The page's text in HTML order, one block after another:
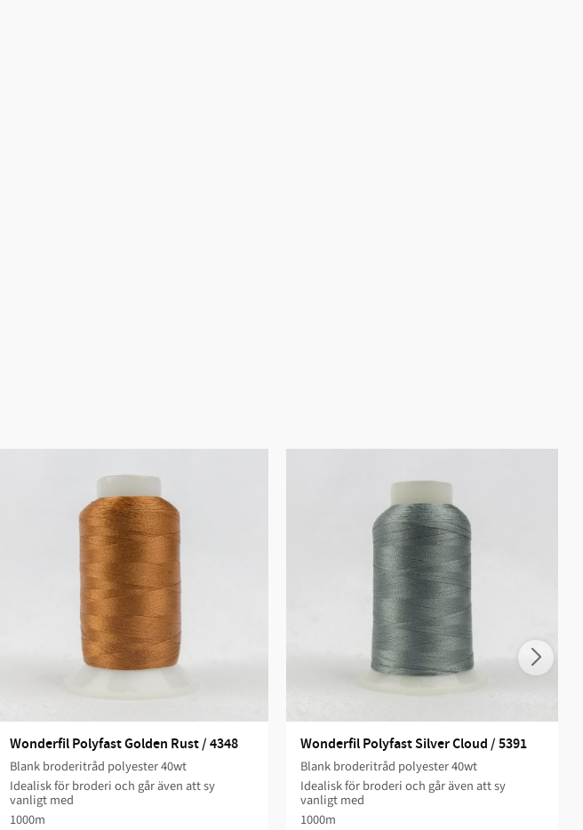
Wonderfil Polyfast Golden Rust / 4348
Blank broderitråd polyester 40wt
Idealisk för broderi och går även att sy
vanligt med
1000m
Wonderfil Polyfast Silver Cloud / 5391
Blank broderitråd polyester 40wt
Idealisk för broderi och går även att sy
vanligt med
1000m